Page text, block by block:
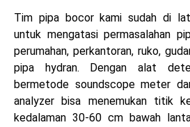
Tim pipa bocor kami sudah di
untuk mengatasi permasalahan
perumahan, perkantoran, ruko,
pipa hydran. Dengan alat
bermetode soundscope meter
analyzer bisa menemukan titik
kedalaman 30-60 cm bawah